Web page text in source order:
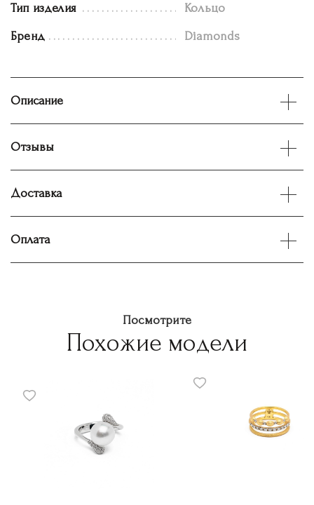
Тип изделия Кольцо
Бренд Diamonds
Описание
Отзывы
Доставка
Оплата
Посмотрите
Похожие модели